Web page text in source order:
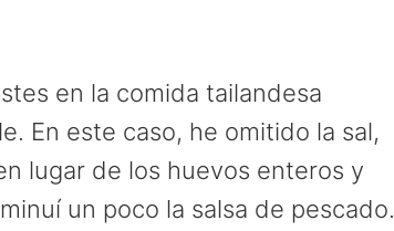
en la comida tailandesa
En este caso, he omitido la sal,
lugar de los huevos enteros y
un poco la salsa de pescado.